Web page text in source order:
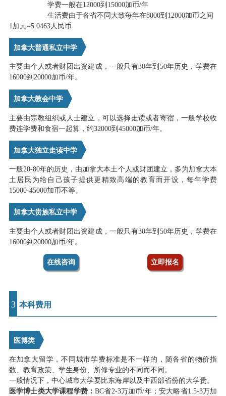
学费一般在12000到15000加币/年
生活费由于各省不同大致每年在8000到12000加币之间
1加元=5.0463人民币
加拿大普通私立中学
主要由个人或者财团出资建成，一般只有30年到50年历史，学费在
16000到20000加币/年。
加拿大教会中学
主要由宗教组织或人士建立，可以选择走读或者寄宿，一般学校收
费连学费和食宿一起算，约32000到45000加币/年。
加拿大独立走读中学
一般20-80年的历史，由加拿大本土个人或财团建立，多为加拿大本
土居民为给自己孩子提供更精致高端的教育而开设，每年学费
15000-45000加币不等。
加拿大贵族私立中学
主要由个人或者财团出资建成，一般只有30年到50年历史，学费在
16000到20000加币/年。
在线咨询 立即报名
3 本科费用
医博类
在加拿大留学，不同城市学费标准是不一样的，随各省的物价指
数、教育政策、学生身份、所修专业的不同而不同。
一般情况下，中心城市大学要比东海岸以及中西部省份的大学贵。
医学博士类大学课程学费：BC省2-3万加币/年；安大略省1.5-3万加